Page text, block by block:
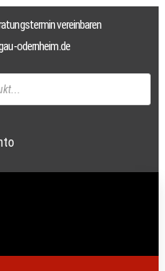
vereinbaren
odernheim.de